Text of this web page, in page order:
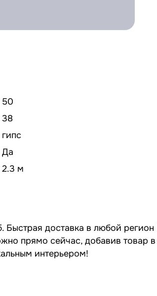
50
38
гипс
Да
2.3 м
доставка в любой
прямо сейчас, добавив товар
интерьером!